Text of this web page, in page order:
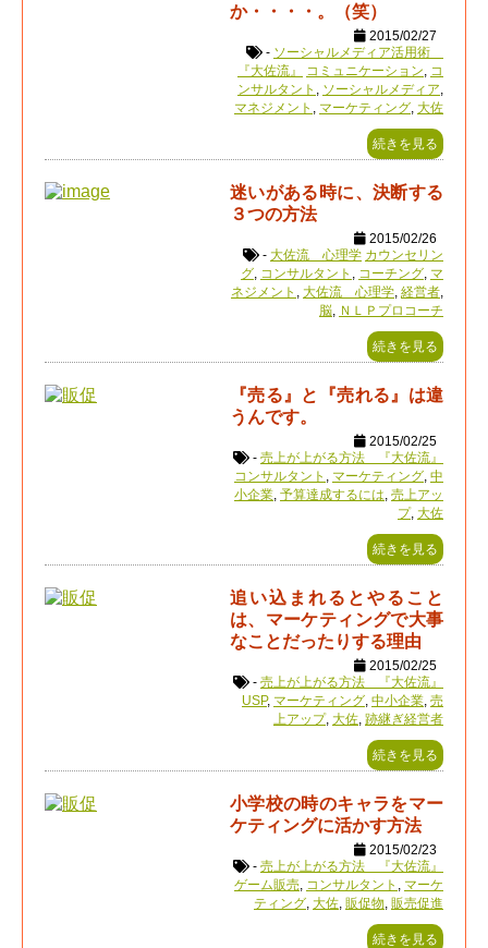
か・・・・。（笑）
2015/02/27
- ソーシャルメディア活用術
『大佐流』
コミュニケーション
コ
ンサルタント
ソーシャルメディア
マネジメント
マーケティング 大佐
続きを見る
迷いがある時に、決断する
３つの方法
2015/02/26
- 大佐流 心理学 カウンセリン
グ コンサルタント コーチング マ
ネジメント
大佐流 心理学 経営者
脳
ＮＬＰプロコーチ
続きを見る
『売る』と『売れる』は違
うんです。
2015/02/25
- 売上が上がる方法 『大佐流』
コンサルタント
マーケティング 中
小企業 予算達成するには 売上アッ
プ, 大佐
続きを見る
追い込まれるとやること
は、マーケティングで大事
なことだったりする理由
2015/02/25
- 売上が上がる方法 『大佐流』
USP, マーケティング 中小企業 売
上アップ, 大佐 跡継ぎ経営者
続きを見る
小学校の時のキャラをマー
ケティングに活かす方法
2015/02/23
- 売上が上がる方法 『大佐流』
ゲーム販売 コンサルタント
マーケ
ティング 大佐 販促物 販売促進
続きを見る